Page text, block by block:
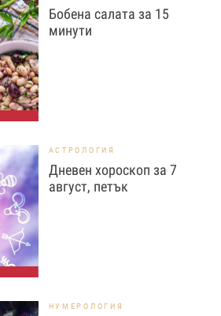
Бобена салата за 15
минути
АСТРОЛОГИЯ
Дневен хороскоп за 7
август, петък
НУМЕРОЛОГИЯ